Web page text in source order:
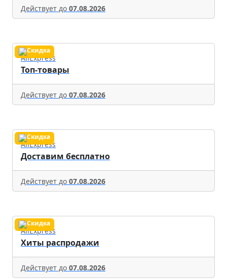
Действует до 07.08.2026
AliExpress
Топ-товары
Действует до 07.08.2026
AliExpress
Доставим бесплатно
Действует до 07.08.2026
AliExpress
Хиты распродажи
Действует до 07.08.2026